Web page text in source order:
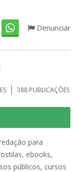
Denunciar
388 PUBLICAÇÕES
para
ebooks,
públicos, cursos